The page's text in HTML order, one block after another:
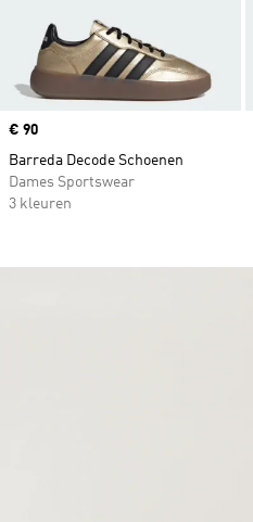
Price
€ 90
Barreda Decode Schoenen
Dames Sportswear
3 kleuren